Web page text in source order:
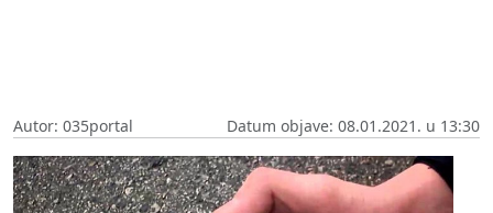
Autor: 035portal Datum objave: 08.01.2021. u 13:30